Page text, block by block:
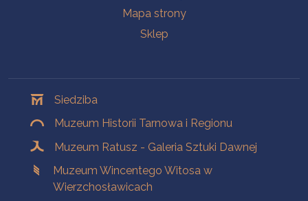
Mapa strony
Sklep
Siedziba
Muzeum Historii Tarnowa i Regionu
Muzeum Ratusz - Galeria Sztuki Dawnej
Muzeum Wincentego Witosa w
Wierzchosławicach